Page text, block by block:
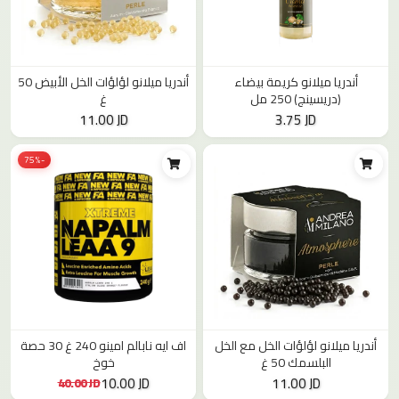
أندريا ميلانو كريمة بيضاء
(دريسينج) 250 مل
3.75 JD
أندريا ميلانو لؤلؤات الخل الأبيض 50
غ
11.00 JD
أندريا ميلانو لؤلؤات الخل مع الخل
البلسمك 50 غ
11.00 JD
-75%
اف ايه نابالم امينو 240 غ 30 حصة
خوخ
40.00 JD10.00 JD